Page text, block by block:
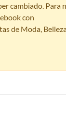
cambiado. Para
con
de Moda,